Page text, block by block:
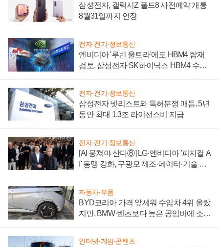
삼성전자, 갤럭시Z 폴드8 사전예약 개통
8월31일까지 연장
전자·전기·정보통신
엔비디아 '루빈 울트라'에도 HBM4 탑재
검토, 삼성전자·SK하이닉스 HBM4 수율
전자·전기·정보통신
삼성전자 넷리스트와 특허분쟁 매듭, 5년
동안 최대 1.3조 라이선스비 지급
전자·전기·정보통신
[AI 뭉쳐야 산다⑧] LG·엔비디아 '피지컬 A
I' 동맹 강화, 구광모 제조·데이터·기술 결
자동차·부품
BYD코리아 가격 앞세워 수입차 4위 올랐
지만, BMW·벤츠보다 높은 공임비에 소비
인터넷·게임·콘텐츠